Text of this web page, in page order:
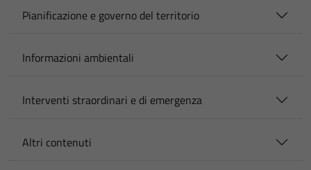
Pianificazione e governo del territorio
Informazioni ambientali
Interventi straordinari e di emergenza
Altri contenuti